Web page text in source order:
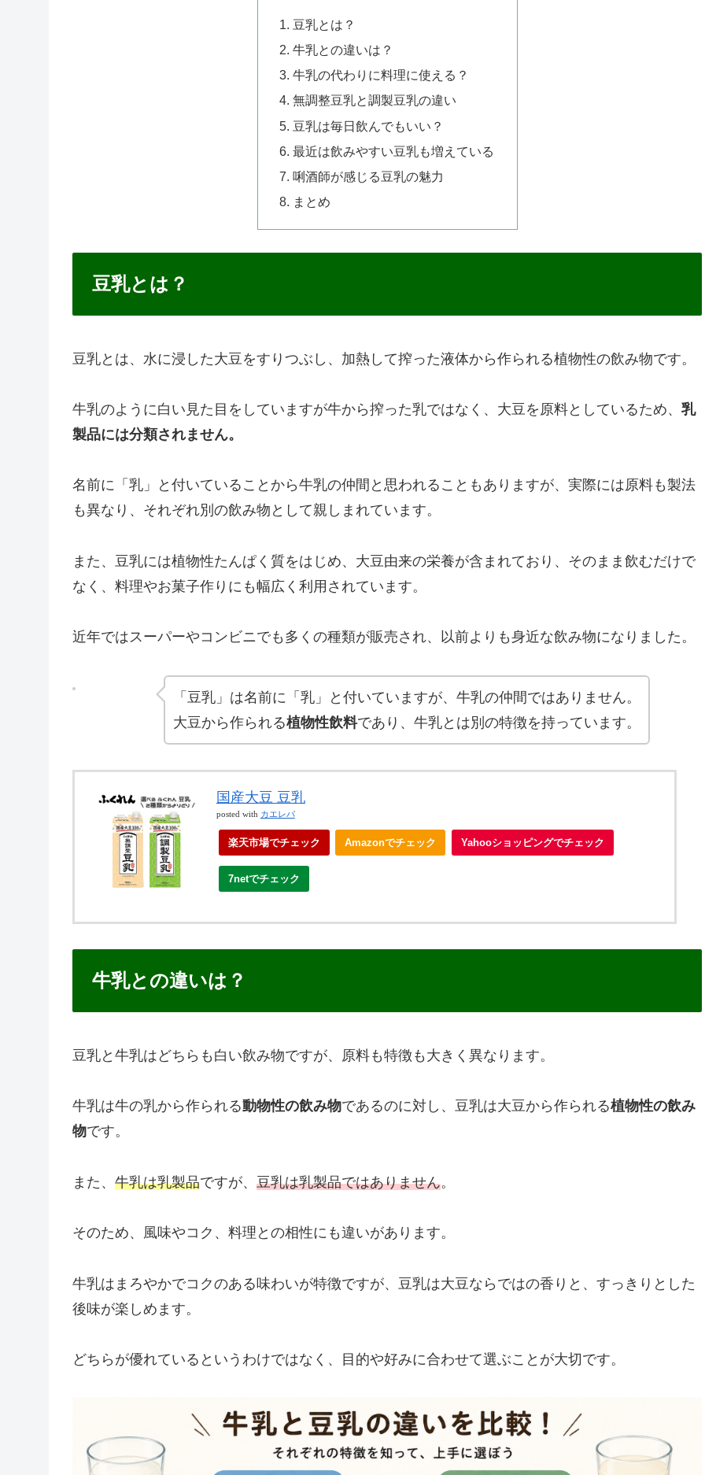
豆乳とは？
牛乳との違いは？
牛乳の代わりに料理に使える？
無調整豆乳と調製豆乳の違い
豆乳は毎日飲んでもいい？
最近は飲みやすい豆乳も増えている
唎酒師が感じる豆乳の魅力
まとめ
豆乳とは？
豆乳とは、水に浸した大豆をすりつぶし、加熱して搾った液体から作られる植物性の飲み物です。
牛乳のように白い見た目をしていますが牛から搾った乳ではなく、大豆を原料としているため、 乳
製品には分類されません。
名前に「乳」と付いていることから牛乳の仲間と思われることもありますが、実際には原料も製法
も異なり、それぞれ別の飲み物として親しまれています。
また、豆乳には植物性たんぱく質をはじめ、大豆由来の栄養が含まれており、そのまま飲むだけで
なく、料理やお菓子作りにも幅広く利用されています。
近年ではスーパーやコンビニでも多くの種類が販売され、以前よりも身近な飲み物になりました。
「豆乳」は名前に「乳」と付いていますが、牛乳の仲間ではありません。
大豆から作られる植物性飲料であり、牛乳とは別の特徴を持っています。
国産大豆 豆乳
posted with カエレバ
楽天市場でチェック Amazonでチェック Yahooショッピングでチェック
7netでチェック
牛乳との違いは？
豆乳と牛乳はどちらも白い飲み物ですが、原料も特徴も大きく異なります。
牛乳は牛の乳から作られる動物性の飲み物であるのに対し、豆乳は大豆から作られる植物性の飲み
物です。
また、 牛乳は乳製品ですが、 豆乳は乳製品ではありません。
そのため、風味やコク、料理との相性にも違いがあります。
牛乳はまろやかでコクのある味わいが特徴ですが、豆乳は大豆ならではの香りと、すっきりとした
後味が楽しめます。
どちらが優れているというわけではなく、目的や好みに合わせて選ぶことが大切です。